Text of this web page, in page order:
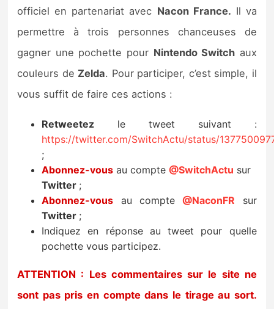
Tests d’accessoires
Autres tests
Previews
Précommandes
Précommandes jeux Switch 2
Sorties de jeux
Bons plans
Guides
officiel en partenariat avec Nacon France. Il va
permettre à trois personnes chanceuses de
gagner une pochette pour Nintendo Switch aux
couleurs de Zelda. Pour participer, c’est simple, il
vous suffit de faire ces actions :
Retweetez le tweet suivant :
https://twitter.com/SwitchActu/status/
;
Abonnez-vous au compte@SwitchActu sur
Twitter ;
Abonnez-vous au compte@NaconFR sur
Twitter ;
Indiquez en réponse au tweet pour quelle
pochette vous participez.
ATTENTION : Les commentaires sur le site ne
sont pas pris en compte dans le tirage au sort.